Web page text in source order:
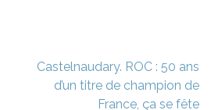
Castelnaudary. ROC : 50 ans
d’un titre de champion de
France, ça se fête